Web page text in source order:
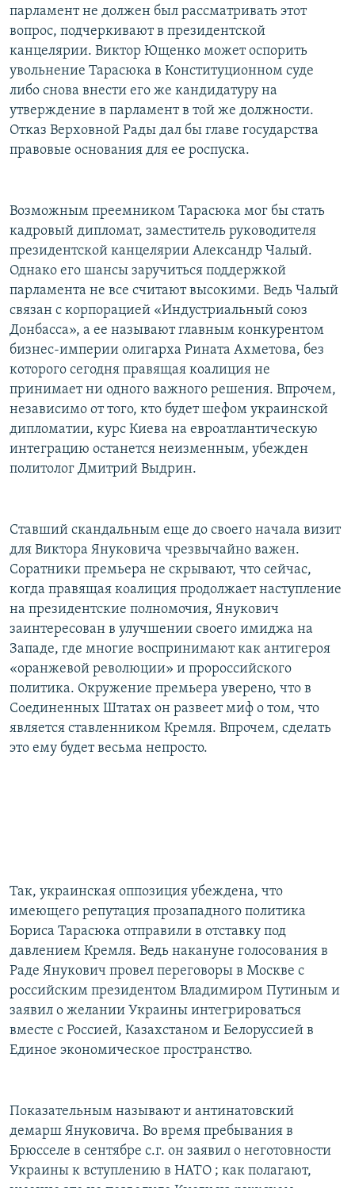
парламент не должен был рассматривать этот
вопрос, подчеркивают в президентской
канцелярии. Виктор Ющенко может оспорить
увольнение Тарасюка в Конституционном суде
либо снова внести его же кандидатуру на
утверждение в парламент в той же должности.
Отказ Верховной Рады дал бы главе государства
правовые основания для ее роспуска.
Возможным преемником Тарасюка мог бы стать
кадровый дипломат, заместитель руководителя
президентской канцелярии Александр Чалый.
Однако его шансы заручиться поддержкой
парламента не все считают высокими. Ведь Чалый
связан с корпорацией «Индустриальный союз
Донбасса», а ее называют главным конкурентом
бизнес-империи олигарха Рината Ахметова, без
которого сегодня правящая коалиция не
принимает ни одного важного решения. Впрочем,
независимо от того, кто будет шефом украинской
дипломатии, курс Киева на евроатлантическую
интеграцию останется неизменным, убежден
политолог Дмитрий Выдрин.
Ставший скандальным еще до своего начала визит
для Виктора Януковича чрезвычайно важен.
Соратники премьера не скрывают, что сейчас,
когда правящая коалиция продолжает наступление
на президентские полномочия, Янукович
заинтересован в улучшении своего имиджа на
Западе, где многие воспринимают как антигероя
«оранжевой революции» и пророссийского
политика. Окружение премьера уверено, что в
Соединенных Штатах он развеет миф о том, что
является ставленником Кремля. Впрочем, сделать
это ему будет весьма непросто.
Так, украинская оппозиция убеждена, что
имеющего репутация прозападного политика
Бориса Тарасюка отправили в отставку под
давлением Кремля. Ведь накануне голосования в
Раде Янукович провел переговоры в Москве с
российским президентом Владимиром Путиным и
заявил о желании Украины интегрироваться
вместе с Россией, Казахстаном и Белоруссией в
Единое экономическое пространство.
Показательным называют и антинатовский
демарш Януковича. Во время пребывания в
Брюсселе в сентябре с.г. он заявил о неготовности
Украины к вступлению в НАТО ; как полагают,